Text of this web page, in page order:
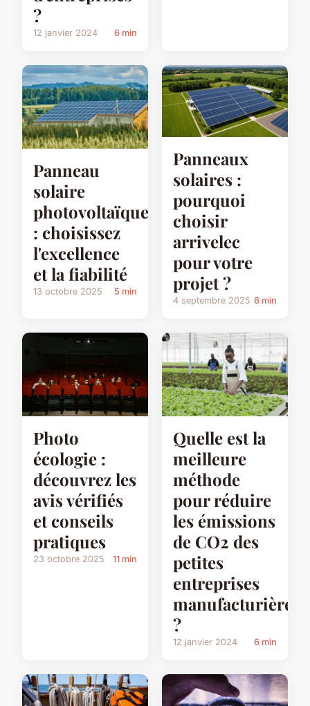
?
12 janvier 2024 6 min
Panneau
solaire
photovoltaïque
: choisissez
l'excellence
et la fiabilité
13 octobre 2025 5 min
Panneaux
solaires :
pourquoi
choisir
arrivelec
pour votre
projet ?
4 septembre 2025 6 min
Photo
écologie :
découvrez les
avis vérifiés
et conseils
pratiques
23 octobre 2025 11 min
Quelle est la
meilleure
méthode
pour réduire
les émissions
de CO2 des
petites
entreprises
manufacturières
?
12 janvier 2024 6 min